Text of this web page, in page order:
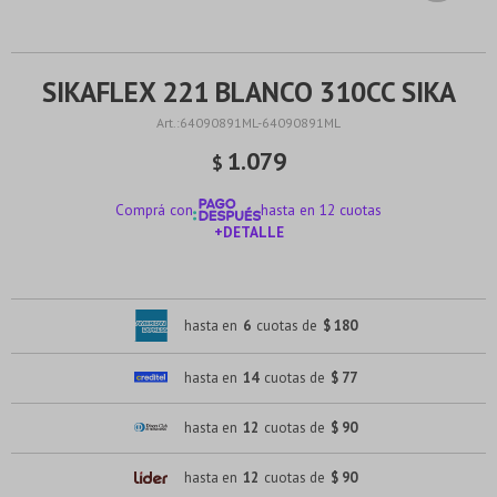
SIKAFLEX 221 BLANCO 310CC SIKA
64090891ML-64090891ML
$ 1.079
Comprá con
hasta en 12 cuotas
+DETALLE
hasta en 6 cuotas de $ 180
hasta en 14 cuotas de $ 77
hasta en 12 cuotas de $ 90
hasta en 12 cuotas de $ 90